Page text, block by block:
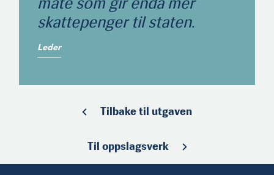
skattepenger til staten.
Leder
Tilbake til utgaven
Til oppslagsverk